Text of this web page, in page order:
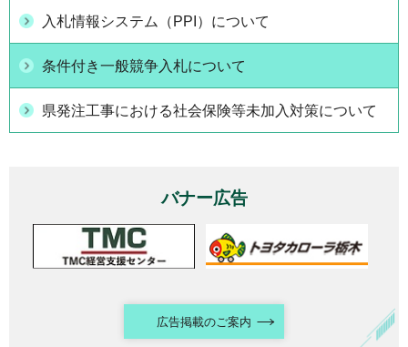
入札情報システム（PPI）について
条件付き一般競争入札について
県発注工事における社会保険等未加入対策について
バナー広告
広告掲載のご案内